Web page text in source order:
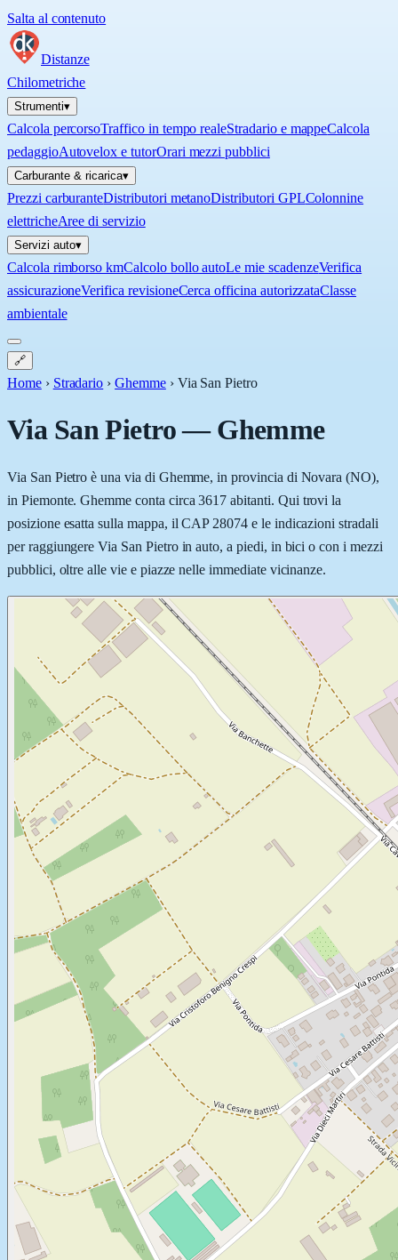
Salta al contenuto
Distanze
Chilometriche
Strumenti▾
Calcola percorsoTraffico in tempo realeStradario e mappeCalcola
pedaggioAutovelox e tutorOrari mezzi pubblici
Carburante & ricarica▾
Prezzi carburanteDistributori metanoDistributori GPLColonnine
elettricheAree di servizio
Servizi auto▾
Calcola rimborso kmCalcolo bollo autoLe mie scadenzeVerifica
assicurazioneVerifica revisioneCerca officina autorizzataClasse
ambientale
🔗
Home › Stradario › Ghemme › Via San Pietro
Via San Pietro—Ghemme
Via San Pietro è una via di Ghemme, in provincia di Novara (NO),
in Piemonte. Ghemme conta circa 3617 abitanti. Qui trovi la
posizione esatta sulla mappa, il CAP 28074 e le indicazioni stradali
per raggiungere Via San Pietro in auto, a piedi, in bici o con i mezzi
pubblici, oltre alle vie e piazze nelle immediate vicinanze.